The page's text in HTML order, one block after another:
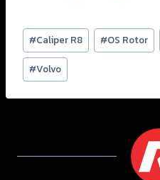
#Caliper R8 #OS Rotor
#Volvo